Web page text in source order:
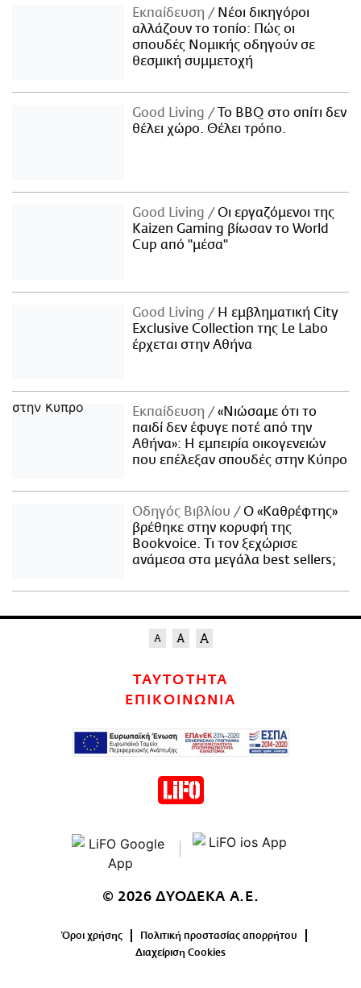
Εκπαίδευση
Νέοι δικηγόροι
αλλάζουν το τοπίο: Πώς οι
σπουδές Νομικής οδηγούν σε
θεσμική συμμετοχή
Good Living
Το BBQ στο σπίτι δεν
θέλει χώρο. Θέλει τρόπο.
Good Living
Οι εργαζόμενοι της
Kaizen Gaming βίωσαν το World
Cup από "μέσα"
Good Living
Η εμβληματική City
Exclusive Collection της Le Labo
έρχεται στην Αθήνα
Εκπαίδευση
«Νιώσαμε ότι το
παιδί δεν έφυγε ποτέ από την
Αθήνα»: Η εμπειρία οικογενειών
που επέλεξαν σπουδές στην Κύπρο
Οδηγός Βιβλίου
Ο «Καθρέφτης»
βρέθηκε στην κορυφή της
Bookvoice. Τι τον ξεχώρισε
ανάμεσα στα μεγάλα best sellers;
ΤΑΥΤΟΤΗΤΑ
ΕΠΙΚΟΙΝΩΝΙΑ
© 2026 ΔΥΟΔΕΚΑ Α.Ε.
Όροι χρήσης
Πολιτική προστασίας απορρήτου
Διαχείριση Cookies